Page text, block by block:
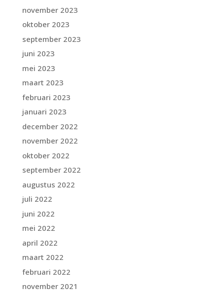
november 2023
oktober 2023
september 2023
juni 2023
mei 2023
maart 2023
februari 2023
januari 2023
december 2022
november 2022
oktober 2022
september 2022
augustus 2022
juli 2022
juni 2022
mei 2022
april 2022
maart 2022
februari 2022
november 2021